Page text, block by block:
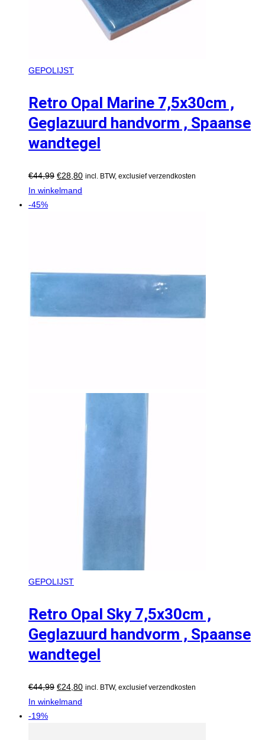
GEPOLIJST
Retro Opal Marine 7,5x30cm ,
Geglazuurd handvorm , Spaanse
wandtegel
€44,99 €28,80 incl. BTW, exclusief verzendkosten
In winkelmand
-45%
GEPOLIJST
Retro Opal Sky 7,5x30cm ,
Geglazuurd handvorm , Spaanse
wandtegel
€44,99 €24,80 incl. BTW, exclusief verzendkosten
In winkelmand
-19%